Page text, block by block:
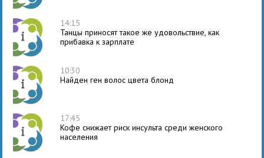
14:15
Танцы приносят такое же удовольствие, как
прибавка к зарплате
10:30
Найден ген волос цвета блонд
17:45
Кофе снижает риск инсульта среди женского
населения